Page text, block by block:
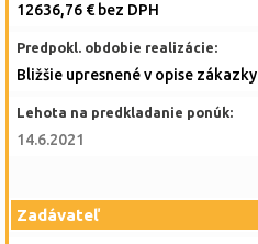
12636,76 € bez DPH
Predpokl. obdobie realizácie:
Bližšie upresnené v opise zákazky
Lehota na predkladanie ponúk:
14.6.2021
Zadávateľ